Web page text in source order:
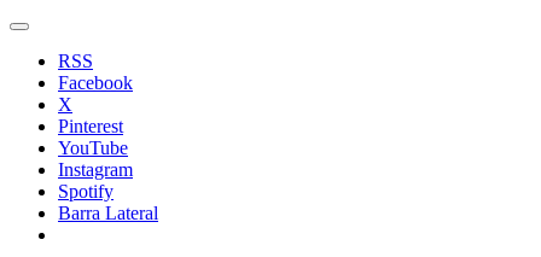
RSS
Facebook
X
Pinterest
YouTube
Instagram
Spotify
Barra Lateral